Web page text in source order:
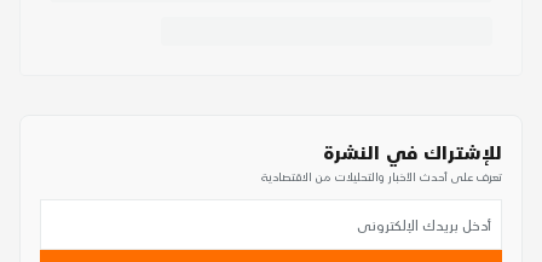
للإشتراك في النشرة
تعرف على أحدث الأخبار والتحليلات من الاقتصادية